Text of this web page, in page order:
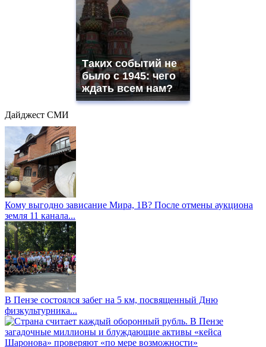
Таких событий не
было с 1945: чего
ждать всем нам?
Дайджест СМИ
Кому выгодно зависание Мира, 1В? После отмены аукциона
земля 11 канала...
В Пензе состоялся забег на 5 км, посвященный Дню
физкультурника...